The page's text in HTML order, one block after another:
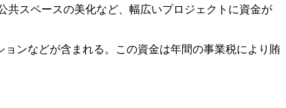
スペースの美化など、幅広いプロジェクトに資金が
ンなどが含まれる。この資金は年間の事業税により賄